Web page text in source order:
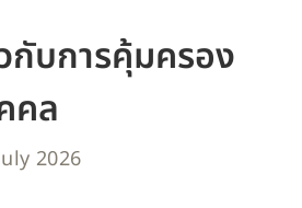
กับการคุ้มครอง
คล
2026